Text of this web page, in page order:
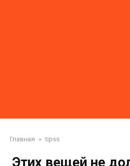
Главная » tipss
Этих вещей не